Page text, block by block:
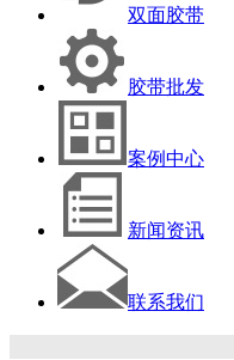
双面胶带
胶带批发
案例中心
新闻资讯
联系我们